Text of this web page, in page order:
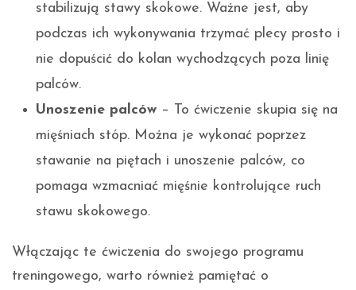
stabilizują stawy skokowe. Ważne jest, aby
podczas ich wykonywania trzymać plecy prosto i
nie dopuścić do kolan wychodzących poza linię
palców.
Unoszenie palców – To ćwiczenie skupia się na
mięśniach stóp. Można je wykonać poprzez
stawanie na piętach i unoszenie palców, co
pomaga wzmacniać mięśnie kontrolujące ruch
stawu skokowego.
Włączając te ćwiczenia do swojego programu
treningowego, warto również pamiętać o